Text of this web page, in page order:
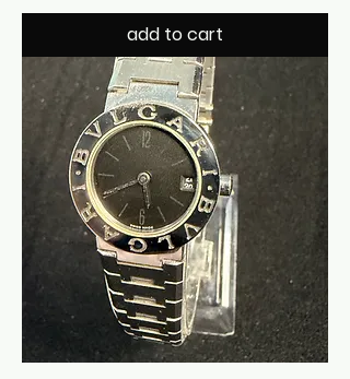
add to cart